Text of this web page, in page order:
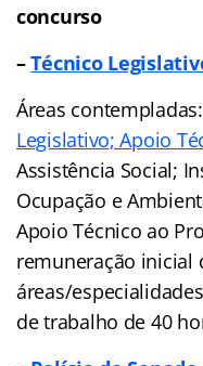
concurso
–Técnico
Áreas
Legislativo; Apoio
Assistência Social;
Ocupação e
Apoio Técnico ao
remuneração inicial
áreas/
de trabalho de 40